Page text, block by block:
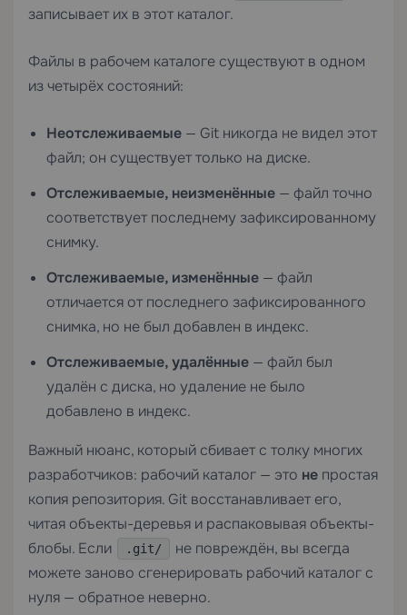
записывает их в этот каталог.
Файлы в рабочем каталоге существуют в одном
из четырёх состояний:
Неотслеживаемые — Git никогда не видел этот
файл; он существует только на диске.
Отслеживаемые, неизменённые — файл точно
соответствует последнему зафиксированному
снимку.
Отслеживаемые, изменённые — файл
отличается от последнего зафиксированного
снимка, но не был добавлен в индекс.
Отслеживаемые, удалённые — файл был
удалён с диска, но удаление не было
добавлено в индекс.
Важный нюанс, который сбивает с толку многих
разработчиков: рабочий каталог — это не простая
копия репозитория. Git восстанавливает его,
читая объекты-деревья и распаковывая объекты-
блобы. Если
.git/
не повреждён, вы всегда
можете заново сгенерировать рабочий каталог с
нуля — обратное неверно.